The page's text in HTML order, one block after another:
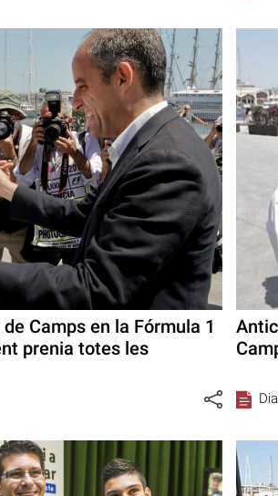
Camps en la Fórmula 1
prenia totes les